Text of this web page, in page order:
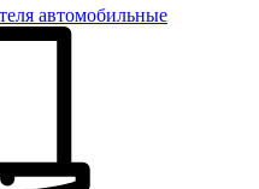
автомобильные